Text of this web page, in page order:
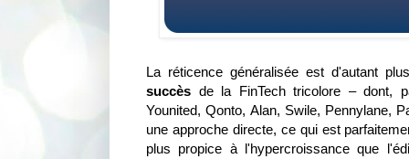
La réticence généralisée est d'autant
succès de la FinTech tricolore – dont,
Younited, Qonto, Alan, Swile, Pennylane,
une approche directe, ce qui est
plus propice à l'hypercroissance que